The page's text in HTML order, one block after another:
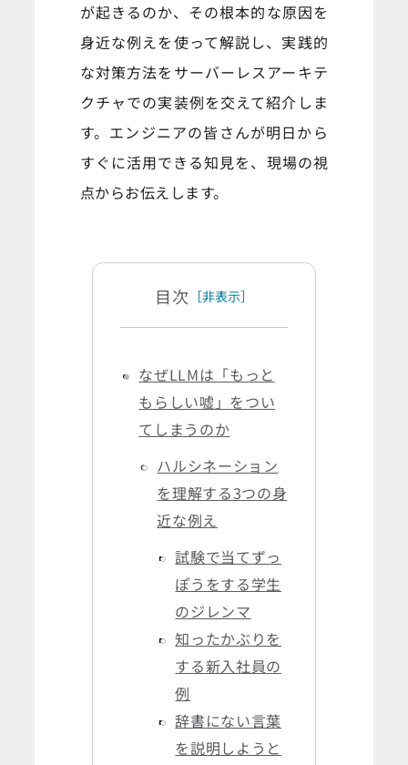
が起きるのか、その根本的な原因を
身近な例えを使って解説し、実践的
な対策方法をサーバーレスアーキテ
クチャでの実装例を交えて紹介しま
す。エンジニアの皆さんが明日から
すぐに活用できる知見を、現場の視
点からお伝えします。
目次 ［非表示］
なぜLLMは「もっと
もらしい嘘」をつい
てしまうのか
ハルシネーション
を理解する3つの身
近な例え
試験で当てずっ
ぽうをする学生
のジレンマ
知ったかぶりを
する新入社員の
例
辞書にない言葉
を説明しようと